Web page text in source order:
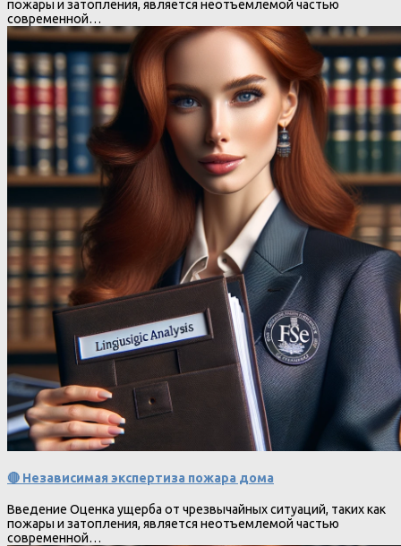
пожары и затопления, является неотъемлемой частью
современной…
🔴 Независимая экспертиза пожара дома
Введение Оценка ущерба от чрезвычайных ситуаций, таких как
пожары и затопления, является неотъемлемой частью
современной…